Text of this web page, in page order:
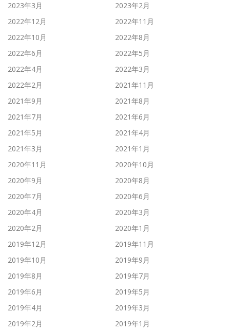
2023年3月
2023年2月
2022年12月
2022年11月
2022年10月
2022年8月
2022年6月
2022年5月
2022年4月
2022年3月
2022年2月
2021年11月
2021年9月
2021年8月
2021年7月
2021年6月
2021年5月
2021年4月
2021年3月
2021年1月
2020年11月
2020年10月
2020年9月
2020年8月
2020年7月
2020年6月
2020年4月
2020年3月
2020年2月
2020年1月
2019年12月
2019年11月
2019年10月
2019年9月
2019年8月
2019年7月
2019年6月
2019年5月
2019年4月
2019年3月
2019年2月
2019年1月